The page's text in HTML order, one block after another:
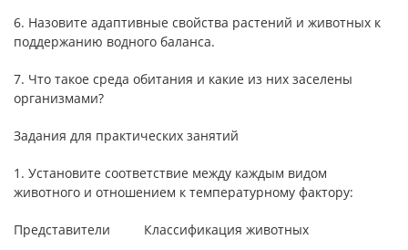
6. Назовите адаптивные свойства растений и животных к
поддержанию водного баланса.
7. Что такое среда обитания и какие из них заселены
организмами?
Задания для практических занятий
1. Установите соответствие между каждым видом
животного и отношением к температурному фактору:
Представители Классификация животных